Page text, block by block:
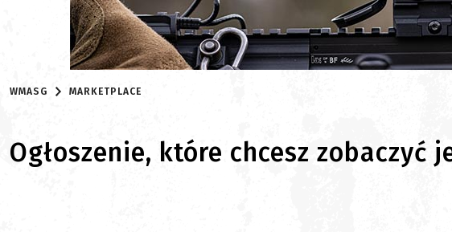
WMASG MARKETPLACE
Ogłoszenie, które chcesz zobaczyć